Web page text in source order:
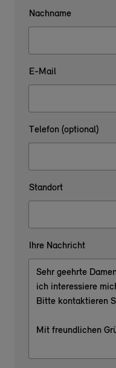
Nachname
E-Mail
Telefon (optional)
Standort
Ihre Nachricht